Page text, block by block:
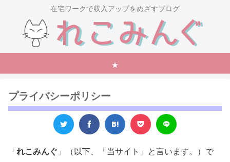
在宅ワークで収入アップをめざすブログ
★
プライバシーポリシー
「 れこみんぐ 」（以下、「当サイト」と言います。）で